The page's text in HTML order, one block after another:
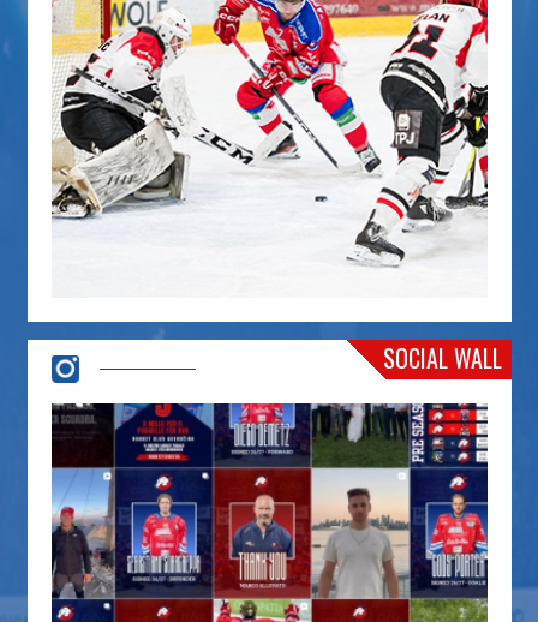
SOCIAL WALL